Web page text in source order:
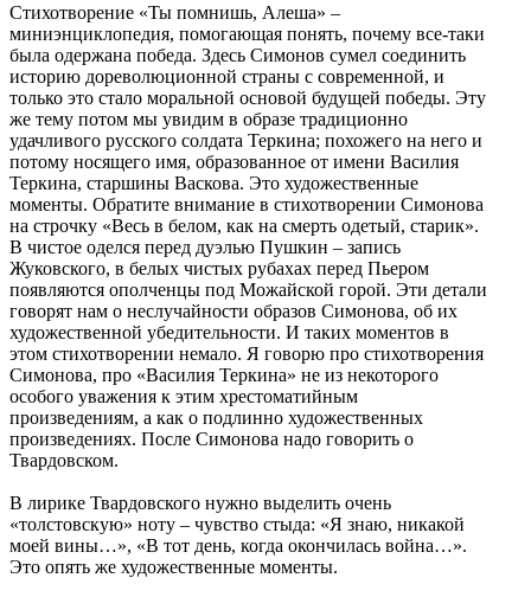
Стихотворение «Ты помнишь, Алеша» –
миниэнциклопедия, помогающая понять, почему все-таки
была одержана победа. Здесь Симонов сумел соединить
историю дореволюционной страны с современной, и
только это стало моральной основой будущей победы. Эту
же тему потом мы увидим в образе традиционно
удачливого русского солдата Теркина; похожего на него и
потому носящего имя, образованное от имени Василия
Теркина, старшины Васкова. Это художественные
моменты. Обратите внимание в стихотворении Симонова
на строчку «Весь в белом, как на смерть одетый, старик».
В чистое оделся перед дуэлью Пушкин – запись
Жуковского, в белых чистых рубахах перед Пьером
появляются ополченцы под Можайской горой. Эти детали
говорят нам о неслучайности образов Симонова, об их
художественной убедительности. И таких моментов в
этом стихотворении немало. Я говорю про стихотворения
Симонова, про «Василия Теркина» не из некоторого
особого уважения к этим хрестоматийным
произведениям, а как о подлинно художественных
произведениях. После Симонова надо говорить о
Твардовском.
В лирике Твардовского нужно выделить очень
«толстовскую» ноту – чувство стыда: «Я знаю, никакой
моей вины…», «В тот день, когда окончилась война…».
Это опять же художественные моменты.